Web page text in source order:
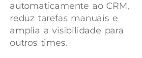
automaticamente ao CRM,
reduz tarefas manuais e
amplia a visibilidade para
outros times.